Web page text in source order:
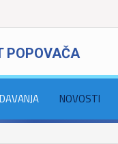
POPOVAČA
NOVOSTI